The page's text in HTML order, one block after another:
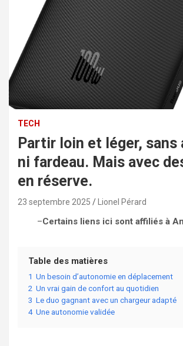
TECH
Partir loin et léger, sans
ni fardeau. Mais avec
en réserve.
23 septembre 2025 Lionel Pérard
–Certains liens ici sont affiliés à
Table des matières
1 Un besoin d’autonomie en déplacement
2 Un vrai gain de confort au quotidien
3 Le duo gagnant avec un chargeur adapté
4 Une autonomie validée